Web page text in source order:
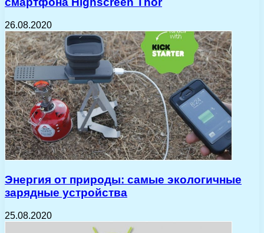
26.08.2020
Энергия от природы: самые экологичные
зарядные устройства
25.08.2020